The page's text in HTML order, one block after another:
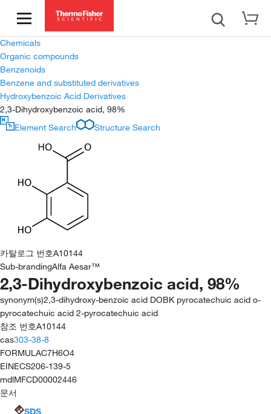
Chemicals
Organic compounds
Benzenoids
Benzene and substituted derivatives
Hydroxybenzoic Acid Derivatives
2,3-Dihydroxybenzoic acid, 98%
Element Search
Structure Search
카탈로그 번호A10144
Sub-brandingAlfa Aesar™
2,3-Dihydroxybenzoic acid, 98%
synonym(s)2,3-dihydroxy-benzoic acid DOBK pyrocatechuic acid o-
pyrocatechuic acid 2-pyrocatechuic acid
참조 번호A10144
cas303-38-8
FORMULAC7H6O4
EINECS206-139-5
mdlMFCD00002446
문서
SDS